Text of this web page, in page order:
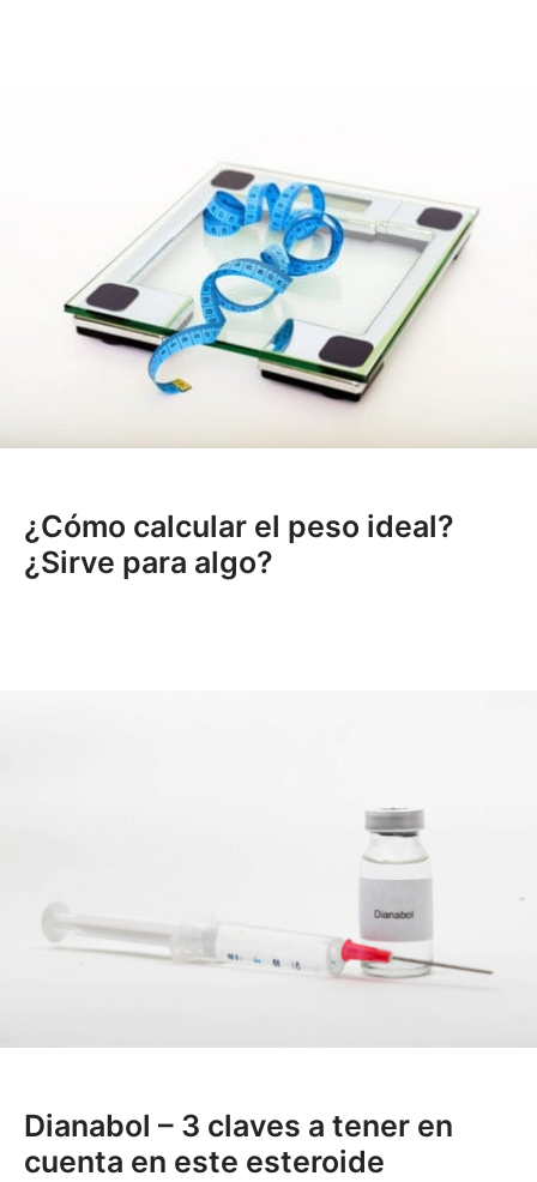
¿Cómo calcular el peso ideal?
¿Sirve para algo?
Dianabol – 3 claves a tener en
cuenta en este esteroide